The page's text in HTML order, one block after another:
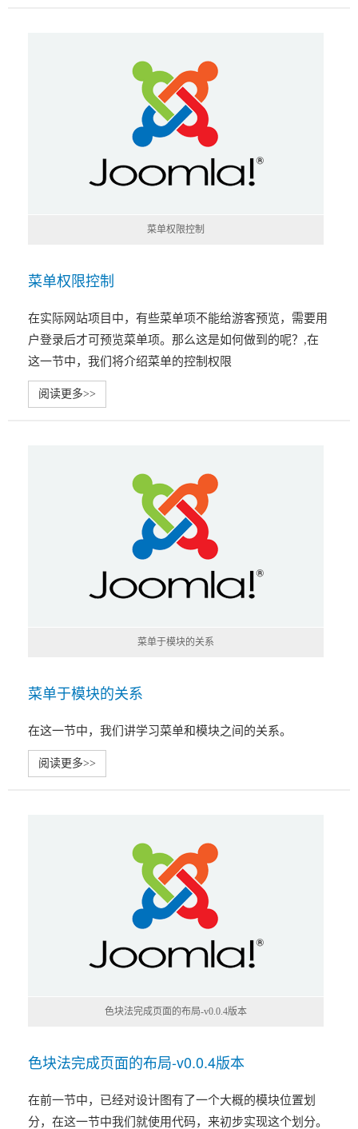
菜单权限控制
菜单权限控制
在实际网站项目中，有些菜单项不能给游客预览，需要用
户登录后才可预览菜单项。那么这是如何做到的呢？,在
这一节中，我们将介绍菜单的控制权限
阅读更多>>
菜单于模块的关系
菜单于模块的关系
在这一节中，我们讲学习菜单和模块之间的关系。
阅读更多>>
色块法完成页面的布局-v0.0.4版本
色块法完成页面的布局-v0.0.4版本
在前一节中，已经对设计图有了一个大概的模块位置划
分，在这一节中我们就使用代码，来初步实现这个划分。